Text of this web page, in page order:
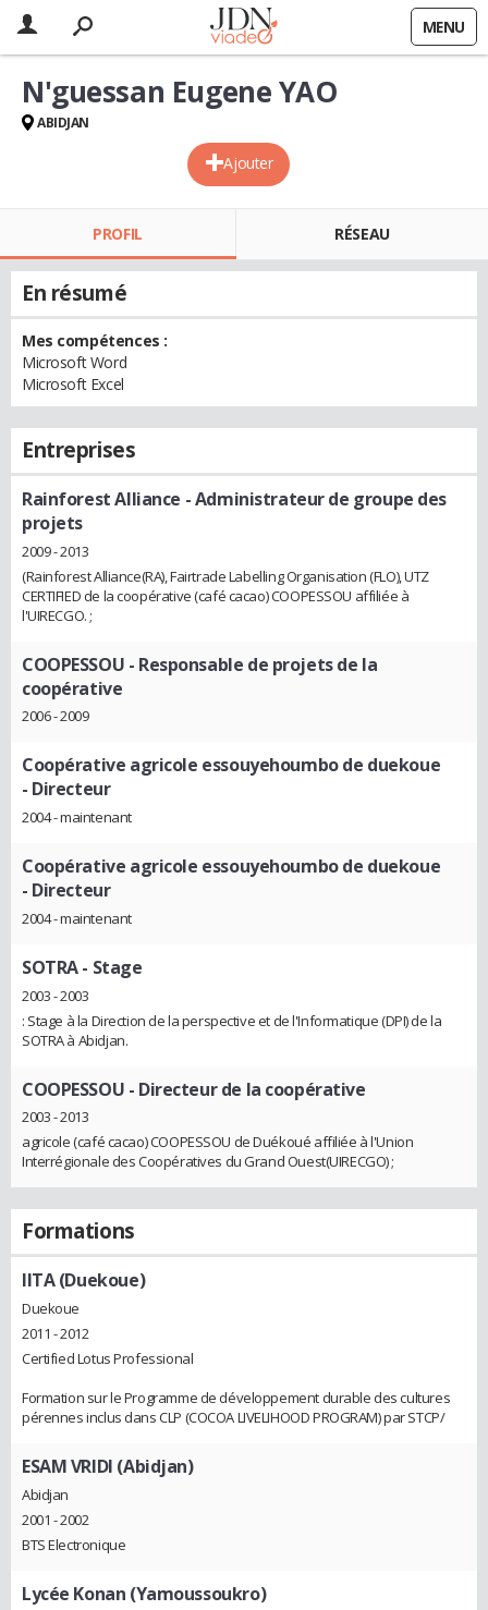
MENU
Ajouter
N'guessan Eugene YAO
ABIDJAN
PROFIL RÉSEAU
En résumé
Mes compétences :
Microsoft Word
Microsoft Excel
Entreprises
Rainforest Alliance - Administrateur de groupe des
projets
2009 - 2013
(Rainforest Alliance(RA), Fairtrade Labelling Organisation (FLO), UTZ
CERTIFIED de la coopérative (café cacao) COOPESSOU affiliée à
l'UIRECGO. ;
COOPESSOU - Responsable de projets de la
coopérative
2006 - 2009
Coopérative agricole essouyehoumbo de duekoue
- Directeur
2004 - maintenant
Coopérative agricole essouyehoumbo de duekoue
- Directeur
2004 - maintenant
SOTRA- Stage
2003 - 2003
: Stage à la Direction de la perspective et de l'Informatique (DPI) de la
SOTRA à Abidjan.
COOPESSOU - Directeur de la coopérative
2003 - 2013
agricole (café cacao) COOPESSOU de Duékoué affiliée à l'Union
Interrégionale des Coopératives du Grand Ouest(UIRECGO) ;
Formations
IITA (Duekoue)
Duekoue
2011 - 2012
Certified Lotus Professional
Formation sur le Programme de développement durable des cultures
pérennes inclus dans CLP (COCOA LIVELIHOOD PROGRAM) par STCP/
ESAM VRIDI (Abidjan)
Abidjan
2001 - 2002
BTS Electronique
Lycée Konan (Yamoussoukro)